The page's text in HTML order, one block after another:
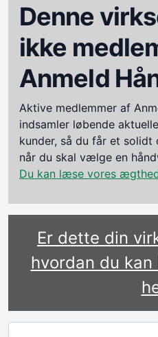
Denne
ikke
Anmeld
Aktive medlemmer af
indsamler løbende
kunder, så du får et
når du skal vælge en
Du kan læse vores
Er dette din
hvordan du